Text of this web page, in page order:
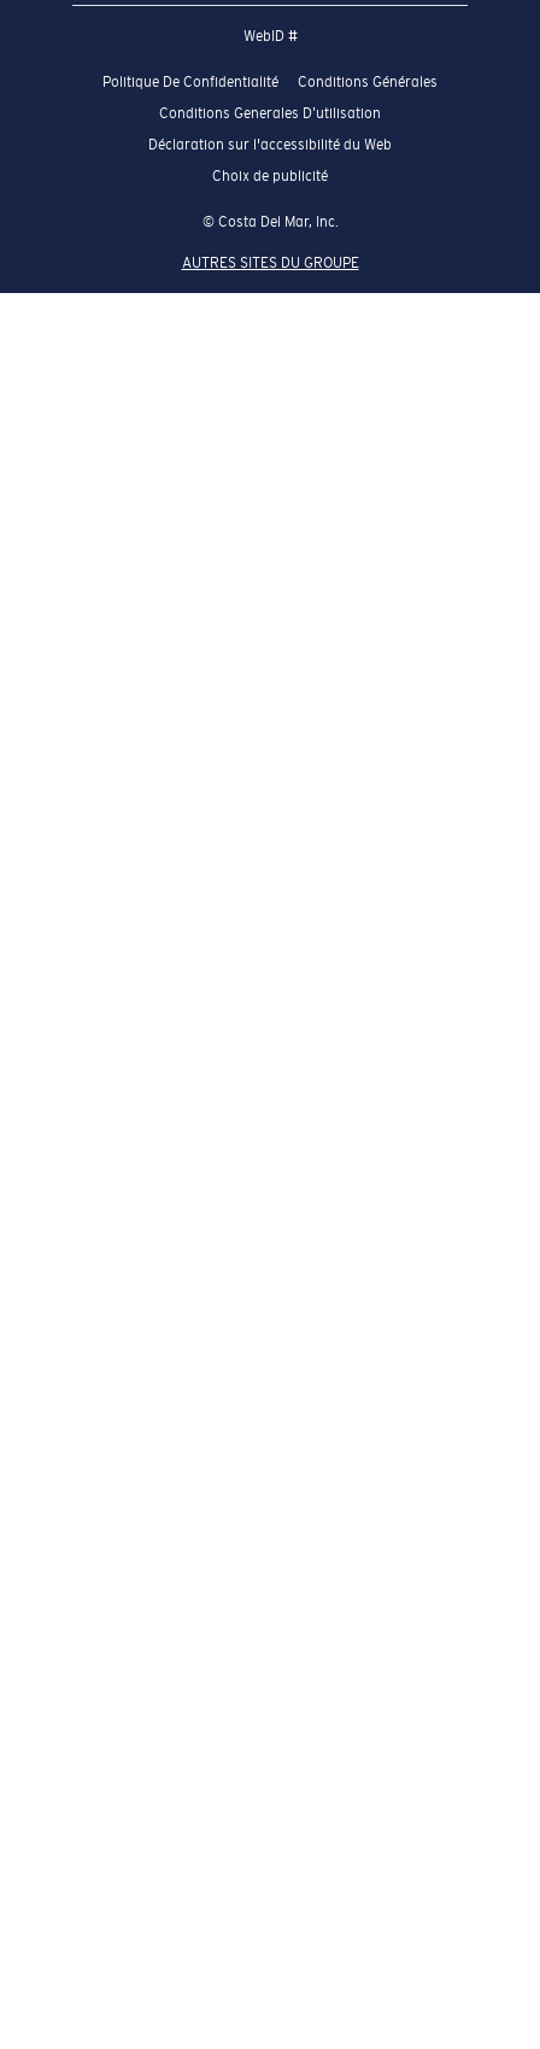
WebID #
Politique De Confidentialité
Conditions Générales
Conditions Generales D’utilisation
Déclaration sur l'accessibilité du Web
Choix de publicité
© Costa Del Mar, Inc.
AUTRES SITES DU GROUPE